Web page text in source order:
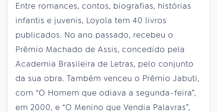
Entre romances, contos, biografias, histórias
infantis e juvenis, Loyola tem 40 livros
publicados. No ano passado, recebeu o
Prêmio Machado de Assis, concedido pela
Academia Brasileira de Letras, pelo conjunto
da sua obra. Também venceu o Prêmio Jabuti,
com “O Homem que odiava a segunda-feira”,
em 2000, e “O Menino que Vendia Palavras”,